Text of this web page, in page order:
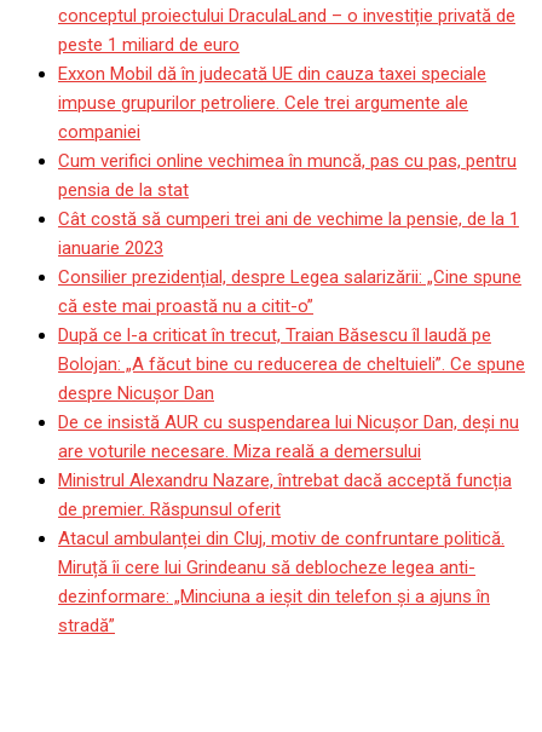
conceptul proiectului DraculaLand – o investiție privată de
peste 1 miliard de euro
Exxon Mobil dă în judecată UE din cauza taxei speciale
impuse grupurilor petroliere. Cele trei argumente ale
companiei
Cum verifici online vechimea în muncă, pas cu pas, pentru
pensia de la stat
Cât costă să cumperi trei ani de vechime la pensie, de la 1
ianuarie 2023
Consilier prezidențial, despre Legea salarizării: „Cine spune
că este mai proastă nu a citit-o”
După ce l-a criticat în trecut, Traian Băsescu îl laudă pe
Bolojan: „A făcut bine cu reducerea de cheltuieli”. Ce spune
despre Nicușor Dan
De ce insistă AUR cu suspendarea lui Nicușor Dan, deși nu
are voturile necesare. Miza reală a demersului
Ministrul Alexandru Nazare, întrebat dacă acceptă funcția
de premier. Răspunsul oferit
Atacul ambulanței din Cluj, motiv de confruntare politică.
Miruță îi cere lui Grindeanu să deblocheze legea anti-
dezinformare: „Minciuna a ieșit din telefon și a ajuns în
stradă”